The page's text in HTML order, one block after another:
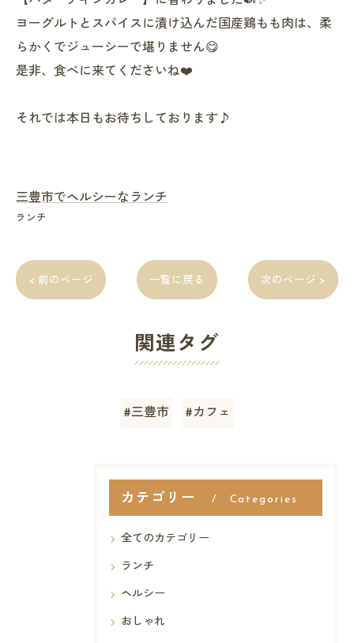
ヨーグルトとスパイスに漬け込んだ国産鶏もも肉は、柔
らかくでジューシーで堪りません😋
是非、食べに来てくださいね❤️
それでは本日もお待ちしております♪
三豊市でヘルシーなランチ
ランチ
< 前のページ 一覧に戻る 次のページ >
関連タグ
#三豊市 #カフェ
カテゴリー Categories
全てのカテゴリー
ランチ
ヘルシー
おしゃれ